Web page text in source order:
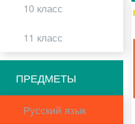
10 класс
11 класс
ПРЕДМЕТЫ
Русский язык